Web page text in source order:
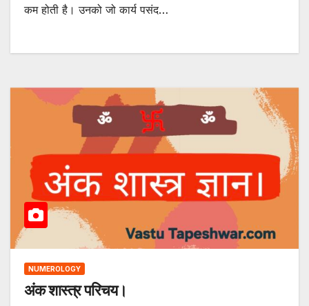
कम होती है। उनको जो कार्य पसंद…
NUMEROLOGY
अंक शास्त्र परिचय।